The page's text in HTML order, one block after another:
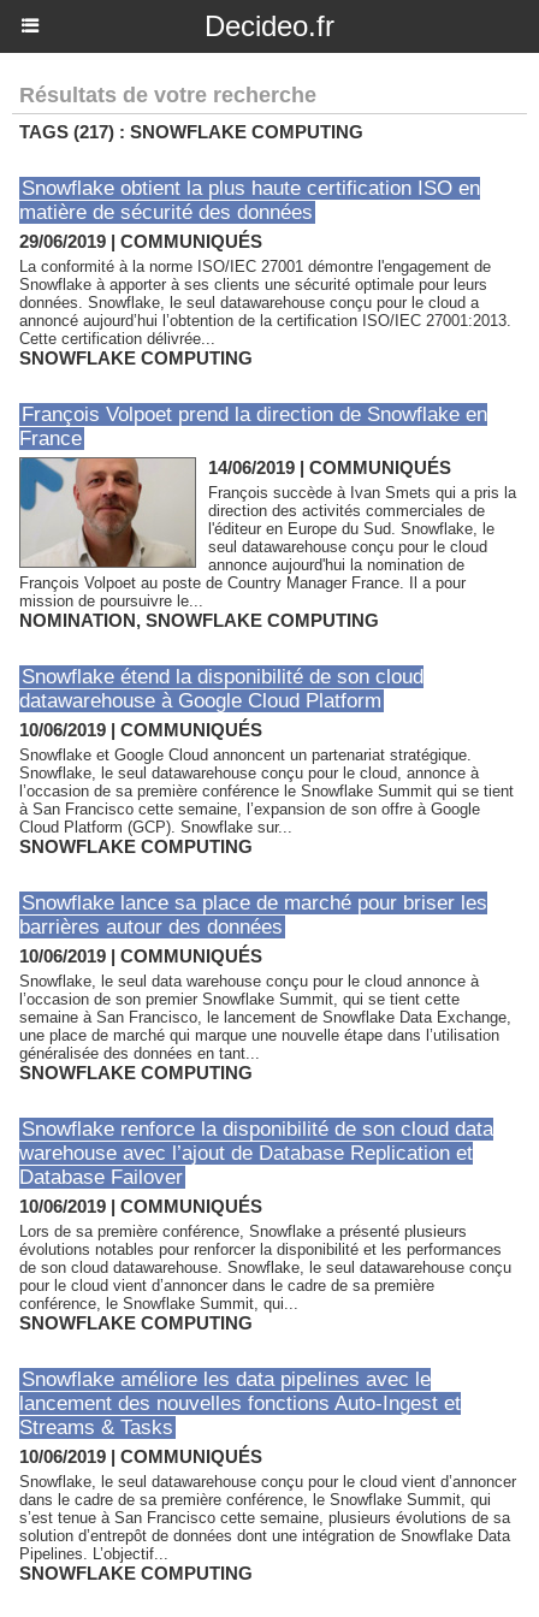
Decideo.fr
Résultats de votre recherche
TAGS (217) : SNOWFLAKE COMPUTING
Snowflake obtient la plus haute certification ISO en
matière de sécurité des données
29/06/2019 | COMMUNIQUÉS
La conformité à la norme ISO/IEC 27001 démontre l'engagement de
Snowflake à apporter à ses clients une sécurité optimale pour leurs
données. Snowflake, le seul datawarehouse conçu pour le cloud a
annoncé aujourd’hui l’obtention de la certification ISO/IEC 27001:2013.
Cette certification délivrée...
SNOWFLAKE COMPUTING
François Volpoet prend la direction de Snowflake en
France
14/06/2019 | COMMUNIQUÉS
François succède à Ivan Smets qui a pris la
direction des activités commerciales de
l'éditeur en Europe du Sud. Snowflake, le
seul datawarehouse conçu pour le cloud
annonce aujourd'hui la nomination de
François Volpoet au poste de Country Manager France. Il a pour
mission de poursuivre le...
NOMINATION, SNOWFLAKE COMPUTING
Snowflake étend la disponibilité de son cloud
datawarehouse à Google Cloud Platform
10/06/2019 | COMMUNIQUÉS
Snowflake et Google Cloud annoncent un partenariat stratégique.
Snowflake, le seul datawarehouse conçu pour le cloud, annonce à
l’occasion de sa première conférence le Snowflake Summit qui se tient
à San Francisco cette semaine, l’expansion de son offre à Google
Cloud Platform (GCP). Snowflake sur...
SNOWFLAKE COMPUTING
Snowflake lance sa place de marché pour briser les
barrières autour des données
10/06/2019 | COMMUNIQUÉS
Snowflake, le seul data warehouse conçu pour le cloud annonce à
l’occasion de son premier Snowflake Summit, qui se tient cette
semaine à San Francisco, le lancement de Snowflake Data Exchange,
une place de marché qui marque une nouvelle étape dans l’utilisation
généralisée des données en tant...
SNOWFLAKE COMPUTING
Snowflake renforce la disponibilité de son cloud data
warehouse avec l’ajout de Database Replication et
Database Failover
10/06/2019 | COMMUNIQUÉS
Lors de sa première conférence, Snowflake a présenté plusieurs
évolutions notables pour renforcer la disponibilité et les performances
de son cloud datawarehouse. Snowflake, le seul datawarehouse conçu
pour le cloud vient d’annoncer dans le cadre de sa première
conférence, le Snowflake Summit, qui...
SNOWFLAKE COMPUTING
Snowflake améliore les data pipelines avec le
lancement des nouvelles fonctions Auto-Ingest et
Streams & Tasks
10/06/2019 | COMMUNIQUÉS
Snowflake, le seul datawarehouse conçu pour le cloud vient d’annoncer
dans le cadre de sa première conférence, le Snowflake Summit, qui
s’est tenue à San Francisco cette semaine, plusieurs évolutions de sa
solution d’entrepôt de données dont une intégration de Snowflake Data
Pipelines. L’objectif...
SNOWFLAKE COMPUTING